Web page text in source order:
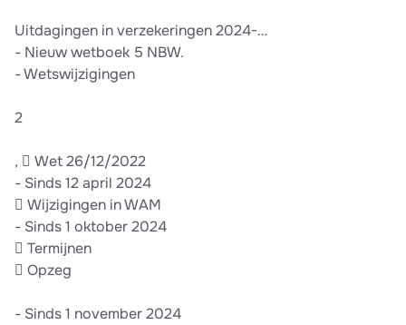
Uitdagingen in verzekeringen 2024-…
- Nieuw wetboek 5 NBW.
- Wetswijzigingen
2
,  Wet 26/12/2022
- Sinds 12 april 2024
 Wijzigingen in WAM
- Sinds 1 oktober 2024
 Termijnen
 Opzeg
- Sinds 1 november 2024